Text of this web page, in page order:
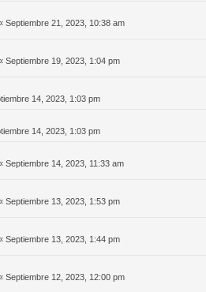
Septiembre 21, 2023, 10:38 am
Septiembre 19, 2023, 1:04 pm
14, 2023, 1:03 pm
14, 2023, 1:03 pm
Septiembre 14, 2023, 11:33 am
Septiembre 13, 2023, 1:53 pm
Septiembre 13, 2023, 1:44 pm
Septiembre 12, 2023, 12:00 pm